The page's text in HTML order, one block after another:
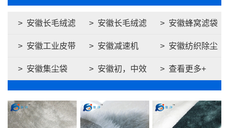
> 安徽长毛绒滤
袋
> 安徽长毛绒滤
布
> 安徽蜂窝滤袋
> 安徽工业皮带 > 安徽减速机 > 安徽纺织除尘
配件
> 安徽集尘袋 > 安徽初，中效
过滤袋
> 查看更多+